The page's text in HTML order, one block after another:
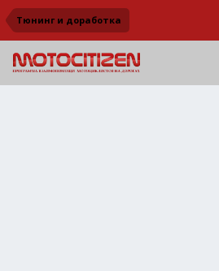
Тюнинг и доработка